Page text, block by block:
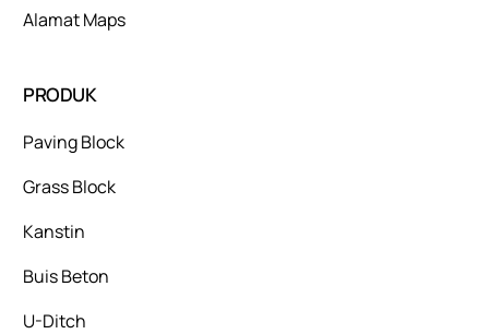
Alamat Maps
PRODUK
Paving Block
Grass Block
Kanstin
Buis Beton
U-Ditch